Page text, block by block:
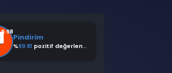
9.98
Pindirim
%99.81 pozitif değerlendirme